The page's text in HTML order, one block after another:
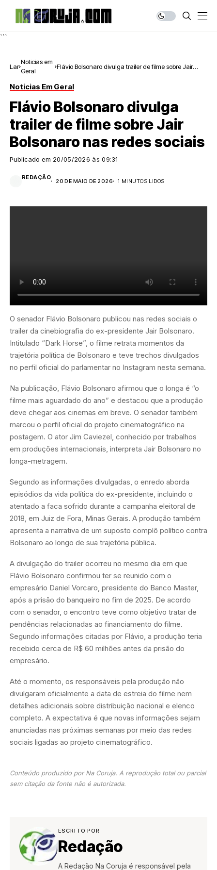
```
Lar
Noticias em
Geral
Flávio Bolsonaro divulga trailer de filme sobre Jair
Noticias Em Geral
Flávio Bolsonaro divulga
trailer de filme sobre Jair
Bolsonaro nas redes sociais
Publicado em 20/05/2026 às 09:31
REDAÇÃO
20 DE MAIO DE 2026 1 MINUTOS LIDOS
O senador Flávio Bolsonaro publicou nas redes sociais o
trailer da cinebiografia do ex-presidente Jair Bolsonaro.
Intitulado “Dark Horse”, o filme retrata momentos da
trajetória política de Bolsonaro e teve trechos divulgados
no perfil oficial do parlamentar no Instagram nesta semana.
Na publicação, Flávio Bolsonaro afirmou que o longa é “o
filme mais aguardado do ano” e destacou que a produção
deve chegar aos cinemas em breve. O senador também
marcou o perfil oficial do projeto cinematográfico na
postagem. O ator Jim Caviezel, conhecido por trabalhos
em produções internacionais, interpreta Jair Bolsonaro no
longa-metragem.
Segundo as informações divulgadas, o enredo aborda
episódios da vida política do ex-presidente, incluindo o
atentado a faca sofrido durante a campanha eleitoral de
2018, em Juiz de Fora, Minas Gerais. A produção também
apresenta a narrativa de um suposto complô político contra
Bolsonaro ao longo de sua trajetória pública.
A divulgação do trailer ocorreu no mesmo dia em que
Flávio Bolsonaro confirmou ter se reunido com o
empresário Daniel Vorcaro, presidente do Banco Master,
após a prisão do banqueiro no fim de 2025. De acordo
com o senador, o encontro teve como objetivo tratar de
pendências relacionadas ao financiamento do filme.
Segundo informações citadas por Flávio, a produção teria
recebido cerca de R$ 60 milhões antes da prisão do
empresário.
Até o momento, os responsáveis pela produção não
divulgaram oficialmente a data de estreia do filme nem
detalhes adicionais sobre distribuição nacional e elenco
completo. A expectativa é que novas informações sejam
anunciadas nas próximas semanas por meio das redes
sociais ligadas ao projeto cinematográfico.
Conteúdo produzido por Na Coruja. A reprodução total ou parcial
sem citação da fonte não é autorizada.
ESCRITO POR
Redação
A Redação Na Coruja é responsável pela